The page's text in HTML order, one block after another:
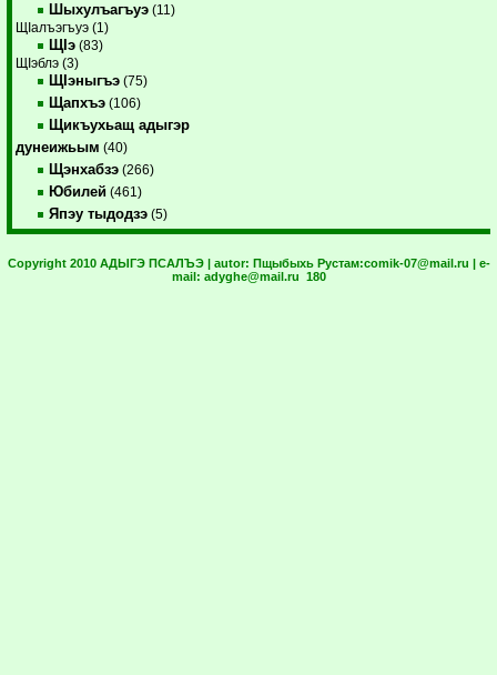
Шыхулъагъуэ (11)
ЩIалъэгъуэ (1)
ЩIэ (83)
ЩIэблэ (3)
ЩIэныгъэ (75)
Щапхъэ (106)
Щикъухьащ адыгэр
дунеижьым (40)
Щэнхабзэ (266)
Юбилей (461)
Япэу тыдодзэ (5)
Copyright 2010 АДЫГЭ ПСАЛЪЭ | autor: Пщыбыхь Рустам:comik-07@mail.ru | e-
mail: adyghe@mail.ru 180